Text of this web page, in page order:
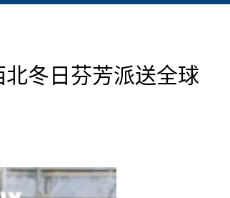
冬日芬芳派送全球